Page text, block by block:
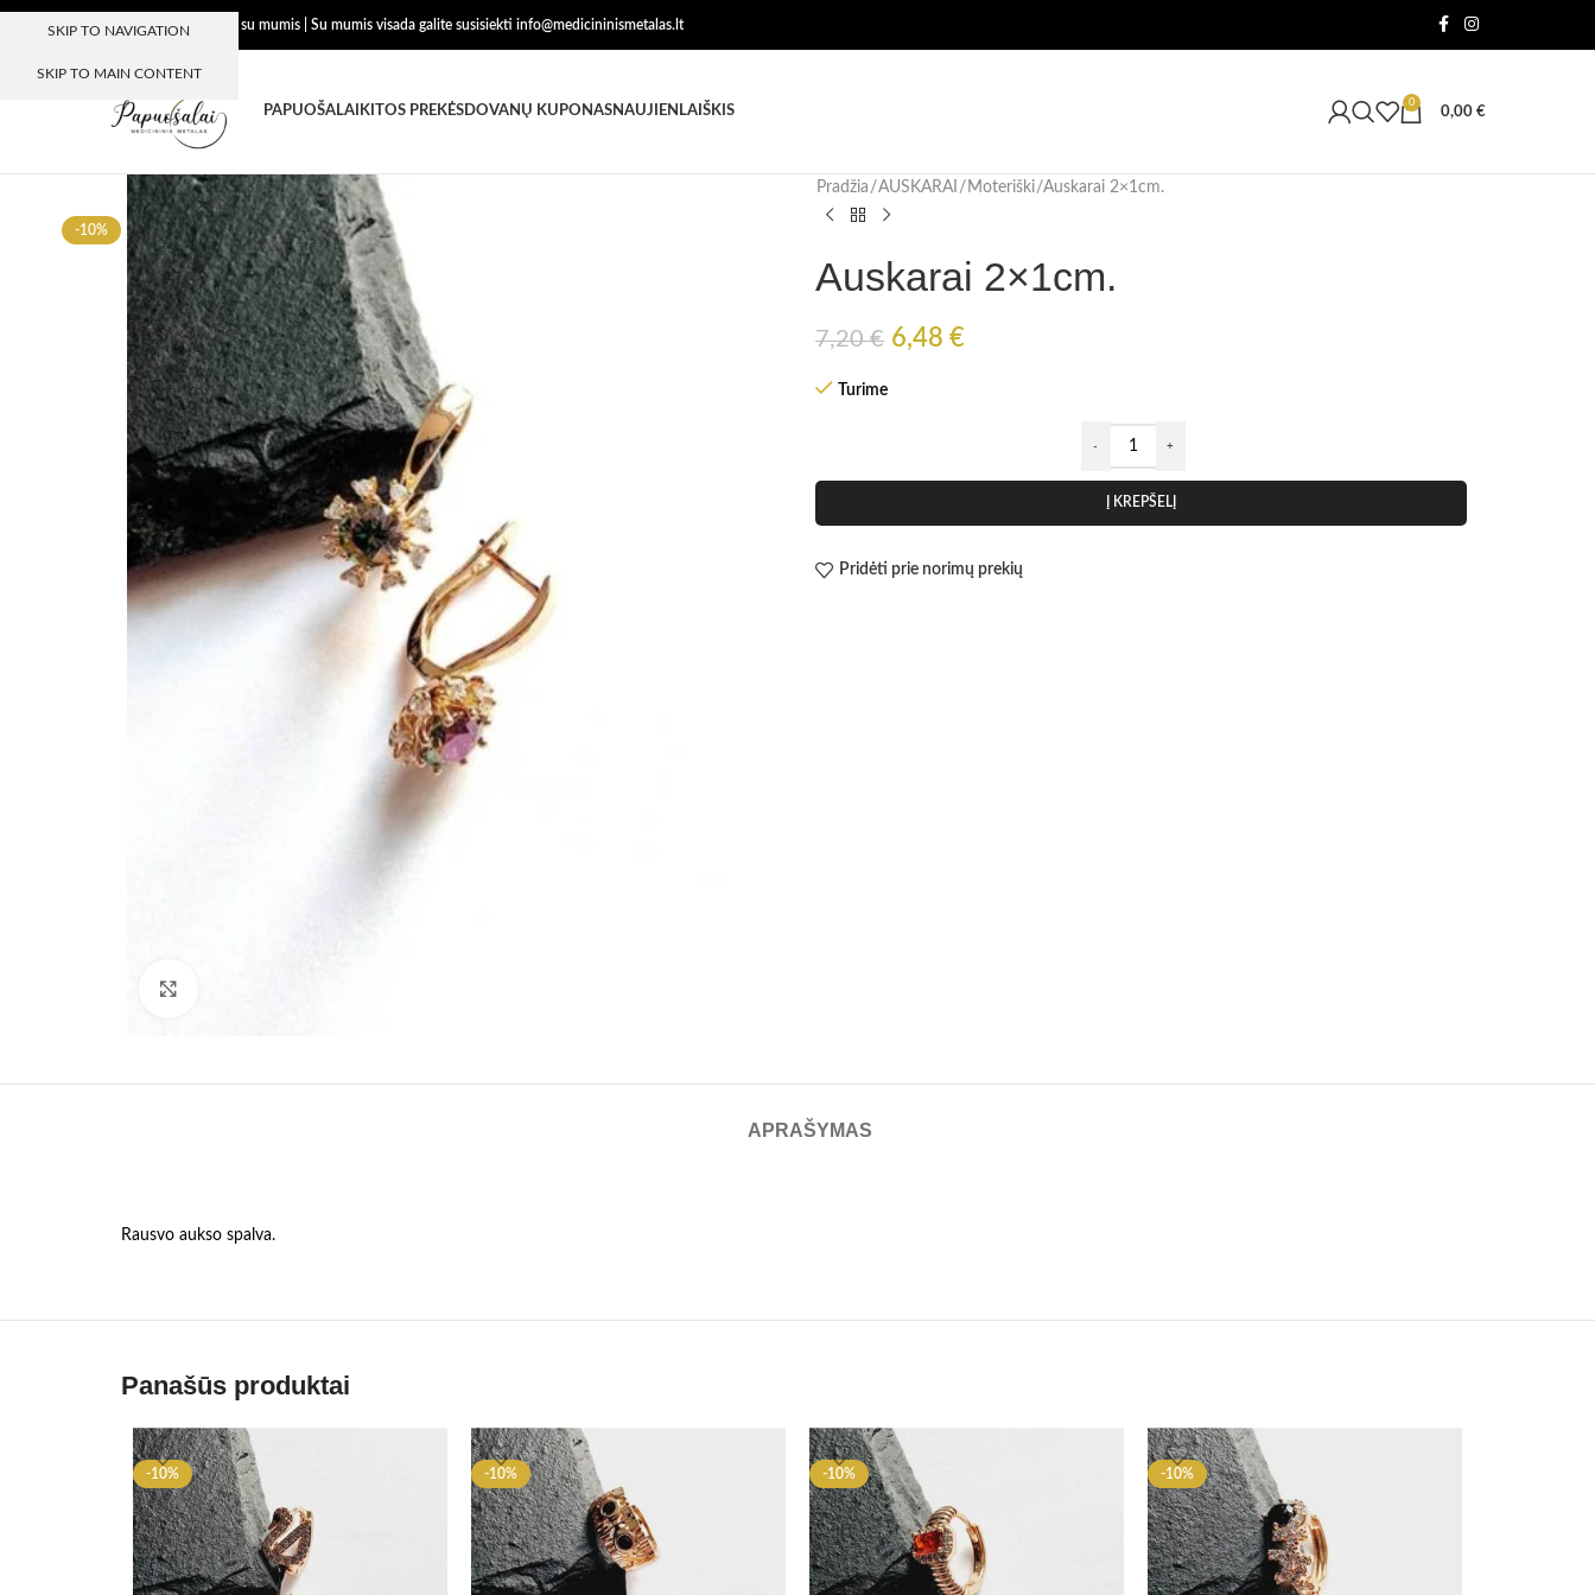
SKIP TO NAVIGATION
SKIP TO MAIN CONTENT
Dėkojame, kad esate su mumis | Su mumis visada galite susisiekti info@medicininismetalas.lt
PAPUOŠALAI KITOS PREKĖSDOVANŲ KUPONASNAUJIENLAIŠKIS
0
0,00 €
-10%
Pradžia AUSKARAI Moteriški Auskarai 2×1cm.
Auskarai 2×1cm.
7,20€ 6,48 €
Turime
Į KREPŠELĮ
Pridėti prie norimų prekių
APRAŠYMAS
Rausvo aukso spalva.
Panašūs produktai
-10% -10% -10% -10%